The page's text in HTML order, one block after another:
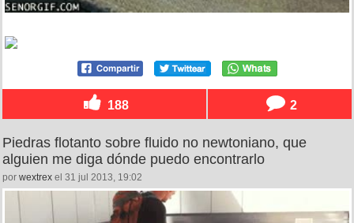
188 2
Piedras flotanto sobre fluido no newtoniano, que
alguien me diga dónde puedo encontrarlo
por wextrex el 31 jul 2013, 19:02